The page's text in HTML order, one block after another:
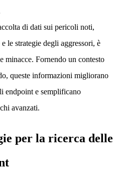
di dati sui pericoli noti,
le strategie degli aggressori, è
minacce. Fornendo un contesto
queste informazioni migliorano
endpoint e semplificano
avanzati.
per la ricerca delle